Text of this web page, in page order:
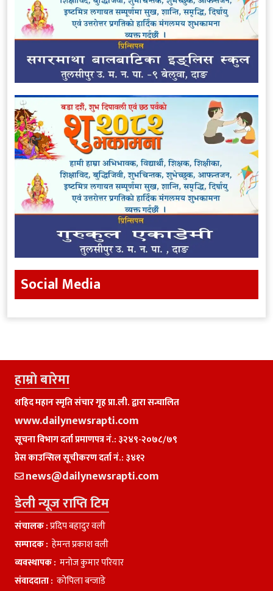
Social Media
हाम्राे बारेमा
शहिद महान स्मृति संचार गृह प्रा.ली. द्वारा सन्चालित
www.dailynewsrapti.com
सूचना विभाग दर्ता प्रमाणपत्र नं.: ३२४९-२०७८/७९
प्रेस काउन्सिल सूचीकरण दर्ता नं.: ३४१२
news@dailynewsrapti.com
डेली न्यूज राप्ति टिम
संचालक :प्रदिप बहादुर वली
सम्पादक : हेमन्त प्रकाश वली
व्यवस्थापक : मनाेज कुमार परियार
संवाददाता : काेपिला बन्जाडे